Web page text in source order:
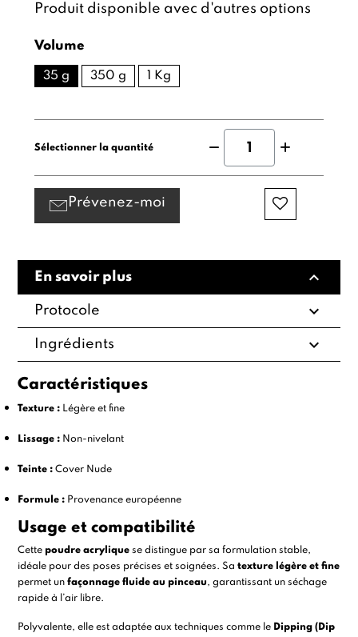
Produit disponible avec d'autres options
Volume
35 g 350 g 1 Kg
Sélectionner la quantité
Prévenez-moi
En savoir plus expand_less
Protocole expand_more
Ingrédients expand_more
Caractéristiques
Texture : Légère et fine
Lissage : Non-nivelant
Teinte : Cover Nude
Formule : Provenance européenne
Usage et compatibilité
Cette poudre acrylique se distingue par sa formulation stable,
idéale pour des poses précises et soignées. Satexture légère et fine
permet unfaçonnage fluide au pinceau, garantissant un séchage
rapide à l’air libre.
Polyvalente, elle est adaptée aux techniques comme le Dipping (Dip